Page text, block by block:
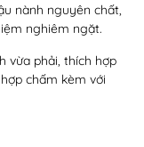
nành nguyên chất,
nghiêm ngặt.
vừa phải, thích hợp
chấm kèm với